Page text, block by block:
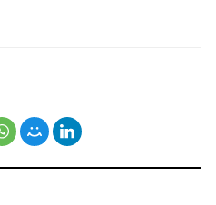
уязвимые места банковских
положить на депозит пенсионные